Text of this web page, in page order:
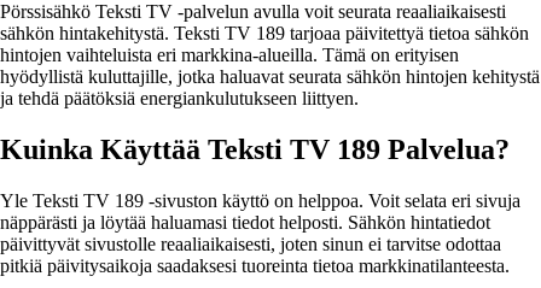
Pörssisähkö Teksti TV -palvelun avulla voit seurata reaaliaikaisesti
sähkön hintakehitystä. Teksti TV 189 tarjoaa päivitettyä tietoa sähkön
hintojen vaihteluista eri markkina-alueilla. Tämä on erityisen
hyödyllistä kuluttajille, jotka haluavat seurata sähkön hintojen kehitystä
ja tehdä päätöksiä energiankulutukseen liittyen.
Kuinka Käyttää Teksti TV 189 Palvelua?
Yle Teksti TV 189 -sivuston käyttö on helppoa. Voit selata eri sivuja
näppärästi ja löytää haluamasi tiedot helposti. Sähkön hintatiedot
päivittyvät sivustolle reaaliaikaisesti, joten sinun ei tarvitse odottaa
pitkiä päivitysaikoja saadaksesi tuoreinta tietoa markkinatilanteesta.